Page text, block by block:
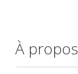
À propos